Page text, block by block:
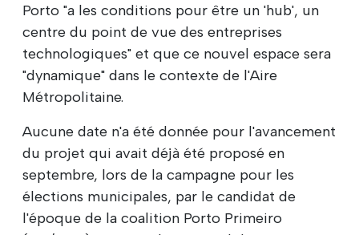
Porto "a les conditions pour être un 'hub', un
centre du point de vue des entreprises
technologiques" et que ce nouvel espace sera
"dynamique" dans le contexte de l'Aire
Métropolitaine.
Aucune date n'a été donnée pour l'avancement
du projet qui avait déjà été proposé en
septembre, lors de la campagne pour les
élections municipales, par le candidat de
l'époque de la coalition Porto Primeiro